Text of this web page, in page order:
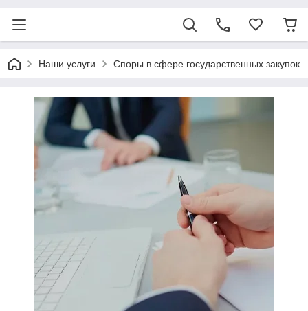
Наши услуги Споры в сфере государственных закупок